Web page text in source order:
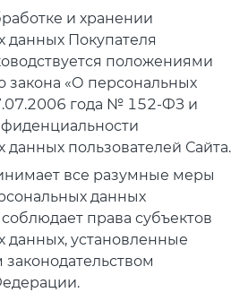
и хранении
данных Покупателя
положениями
закона «О персональных
года № 152-ФЗ и
данных пользователей Сайта.
все разумные меры
данных
права субъектов
данных, установленные